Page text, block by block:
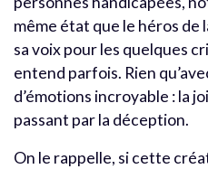
même état que le héros
sa voix pour les quelques
entend parfois. Rien
d’émotions incroyable : la
passant par la déception.
On le rappelle, si cette